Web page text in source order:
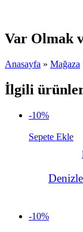
Var Olmak
Anasayfa » Mağaza
İlgili
-10%
Sepete Ekle
-10%